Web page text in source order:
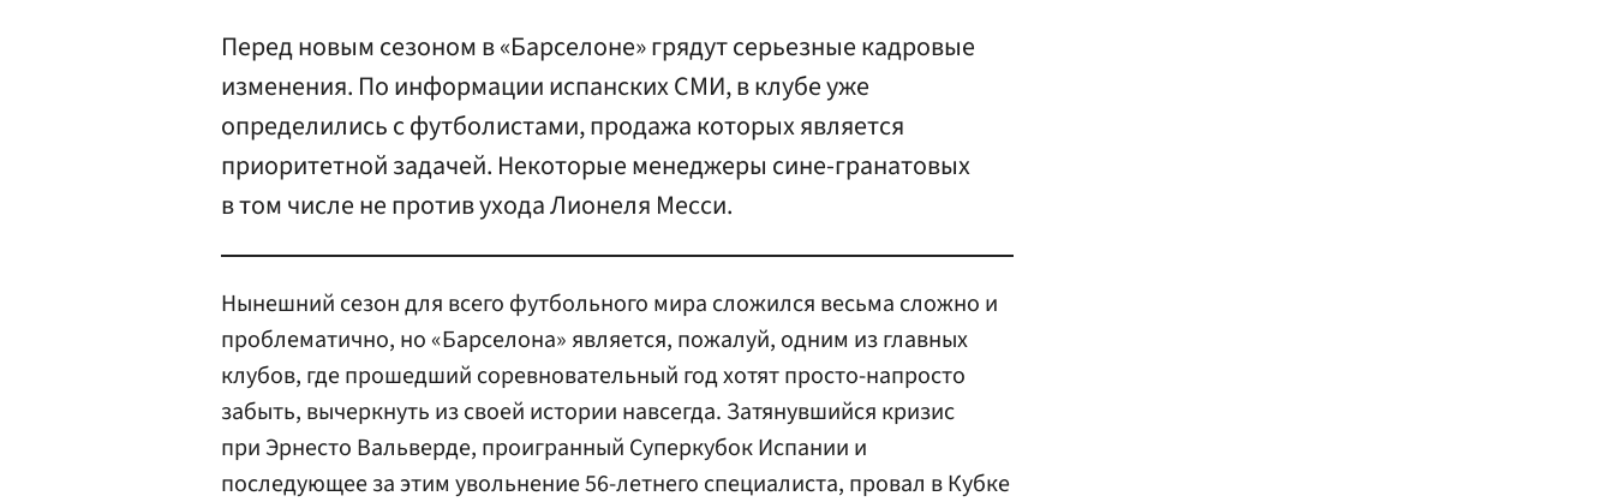
Перед новым сезоном в «Барселоне» грядут серьезные кадровые
изменения. По информации испанских СМИ, в клубе уже
определились с футболистами, продажа которых является
приоритетной задачей. Некоторые менеджеры сине-гранатовых
в том числе не против ухода Лионеля Месси.
Нынешний сезон для всего футбольного мира сложился весьма сложно и
проблематично, но «Барселона» является, пожалуй, одним из главных
клубов, где прошедший соревновательный год хотят просто-напросто
забыть, вычеркнуть из своей истории навсегда. Затянувшийся кризис
при Эрнесто Вальверде, проигранный Суперкубок Испании и
последующее за этим увольнение 56-летнего специалиста, провал в Кубке